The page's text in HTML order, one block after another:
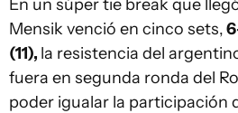
En un súper tie break que
Mensik venció en cinco sets,
(11), la resistencia del
fuera en segunda ronda del
poder igualar la participación